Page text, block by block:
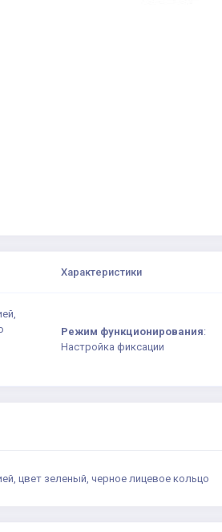
Характеристики
Режим функционирования:
Настройка фиксации
цвет зеленый, черное лицевое кольцо